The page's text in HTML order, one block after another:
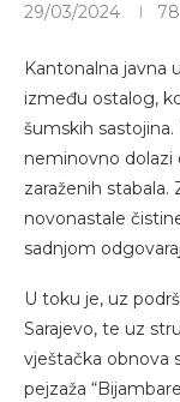
29/03/2024
Kantonalna javna
između ostalog,
šumskih
neminovno dolazi
zaraženih
novonastale
sadnjom
U toku je, uz
Sarajevo, te uz
vještačka obnova
pejzaža